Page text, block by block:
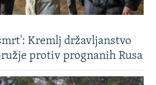
Kremlj državljanstvo
protiv prognanih Rusa